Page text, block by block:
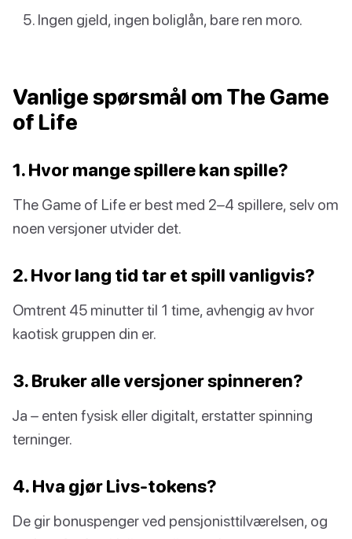
Ingen gjeld, ingen boliglån, bare ren moro.
Vanlige spørsmål om The Game
of Life
1. Hvor mange spillere kan spille?
The Game of Life er best med 2–4 spillere, selv om
noen versjoner utvider det.
2. Hvor lang tid tar et spill vanligvis?
Omtrent 45 minutter til 1 time, avhengig av hvor
kaotisk gruppen din er.
3. Bruker alle versjoner spinneren?
Ja – enten fysisk eller digitalt, erstatter spinning
terninger.
4. Hva gjør Livs-tokens?
De gir bonuspenger ved pensjonisttilværelsen, og